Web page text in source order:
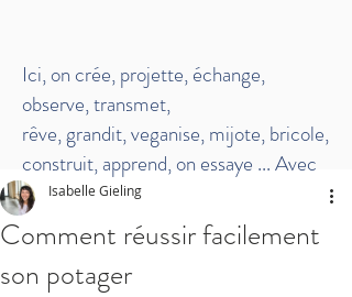
Ici, on crée, projette, échange,
observe, transmet,
rêve, grandit, veganise, mijote, bricole,
construit, apprend, on essaye ...Avec
un max d'info's pour que tu essaies
aussi!
Comment réussir facilement
son potager
Isabelle Gieling